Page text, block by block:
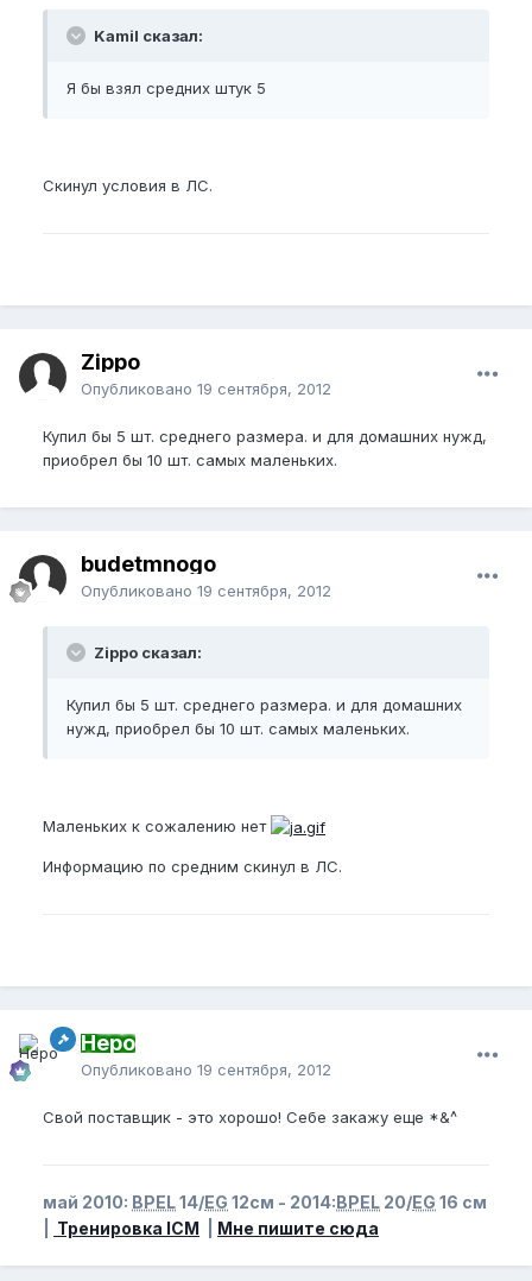
Kamil сказал:
Я бы взял средних штук 5
Скинул условия в ЛС.
Zippo
Опубликовано 19 сентября, 2012
Купил бы 5 шт. среднего размера. и для домашних нужд,
приобрел бы 10 шт. самых маленьких.
budetmnogo
Опубликовано 19 сентября, 2012
Zippo сказал:
Купил бы 5 шт. среднего размера. и для домашних
нужд, приобрел бы 10 шт. самых маленьких.
Маленьких к сожалению нет
Информацию по средним скинул в ЛС.
Неро
Опубликовано 19 сентября, 2012
Свой поставщик - это хорошо! Себе закажу еще *&^
май 2010: BPEL14/EG 12см - 2014:BPEL 20/EG 16 см
Тренировка ICM Мне пишите сюда